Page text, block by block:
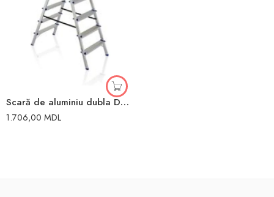
Scară de aluminiu dubla DHR 406 3297 cm 129 cm 1.297M ELKOP
1.706,00 MDL